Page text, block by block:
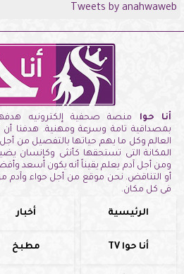
Tweets by anahwaweb
أنا حوا منصة صحفية إلكترونيه
بمصداقية تامة وسرعة ومهنية. هدفنا
العالم وكل ما يهم حياتها بالتفصيل من
المكانة التى تستحقها كأنثى وكإنسان
ومن أجل آدم يعلم يقيناً أنه يكون أسعد
أو التناقض. نحن موقع من أجل حواء وآدم
فى كل مكان.
الرئيسية أخبار
أنا حوا TV مطبخ